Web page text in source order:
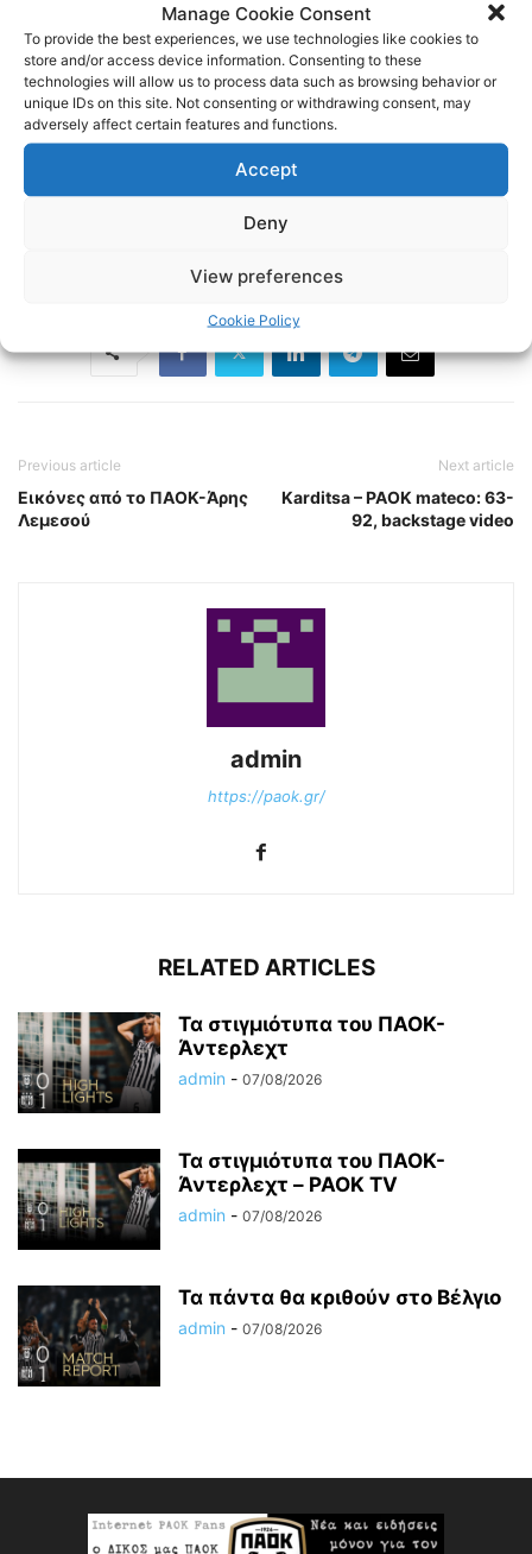
Manage Cookie Consent
To provide the best experiences, we use technologies like cookies to
store and/or access device information. Consenting to these
technologies will allow us to process data such as browsing behavior or
unique IDs on this site. Not consenting or withdrawing consent, may
adversely affect certain features and functions.
Accept
Deny
View preferences
Cookie Policy
Linkedin:https://www.linkedin.com/in/internet-paok-fans-
601b24248
Instagram:https://www.instagram.com/internetpaokfans
#paok #paokfans #παοκ #thessaloniki
Previous article
Εικόνες από το ΠΑΟΚ-Άρης
Λεμεσού
Next article
Karditsa – PAOK mateco: 63-
92, backstage video
admin
https://paok.gr/
RELATED ARTICLES
Τα στιγμιότυπα του ΠΑΟΚ-
Άντερλεχτ
admin - 07/08/2026
Τα στιγμιότυπα του ΠΑΟΚ-
Άντερλεχτ – PAOK TV
admin - 07/08/2026
Τα πάντα θα κριθούν στο Βέλγιο
admin - 07/08/2026